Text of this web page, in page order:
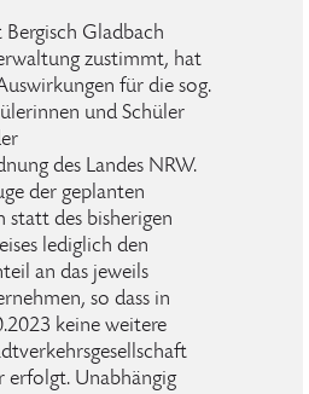
Gladbach
zustimmt, hat
für die sog.
und Schüler
des Landes NRW.
der geplanten
des bisherigen
lediglich den
an das jeweils
so dass in
keine weitere
erfolgt. Unabhängig